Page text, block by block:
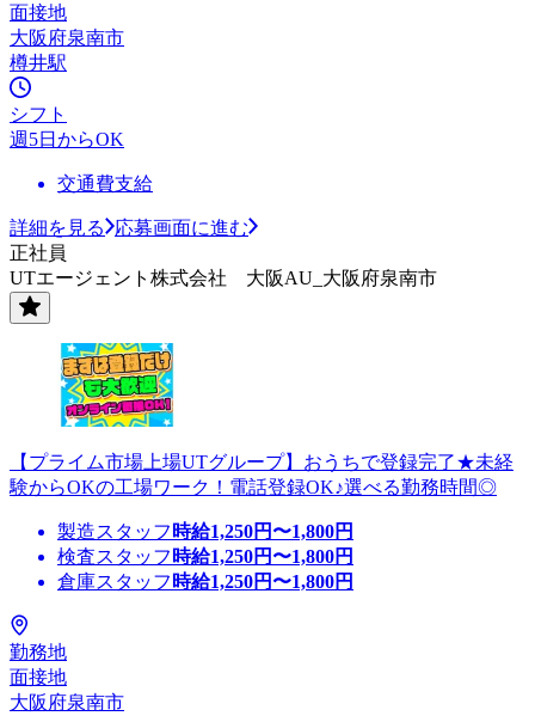
面接地
大阪府泉南市
樽井駅
シフト
週5日からOK
交通費支給
詳細を見る
応募画面に進む
正社員
UTエージェント株式会社 大阪AU_大阪府泉南市
【プライム市場上場UTグループ】おうちで登録完了★未経
験からOKの工場ワーク！電話登録OK♪選べる勤務時間◎
製造スタッフ 時給1,250円〜1,800円
検査スタッフ 時給1,250円〜1,800円
倉庫スタッフ 時給1,250円〜1,800円
勤務地
面接地
大阪府泉南市